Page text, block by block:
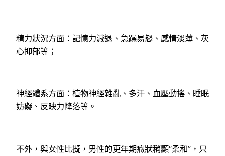
精力狀況方面：記憶力減退、急躁易怒、感情淡薄、灰
心抑郁等；
神經體系方面：植物神經雜亂、多汗、血壓動搖、睡眠
妨礙、反映力降落等。
不外，與女性比擬，男性的更年期癥狀稍顯“柔和”，只